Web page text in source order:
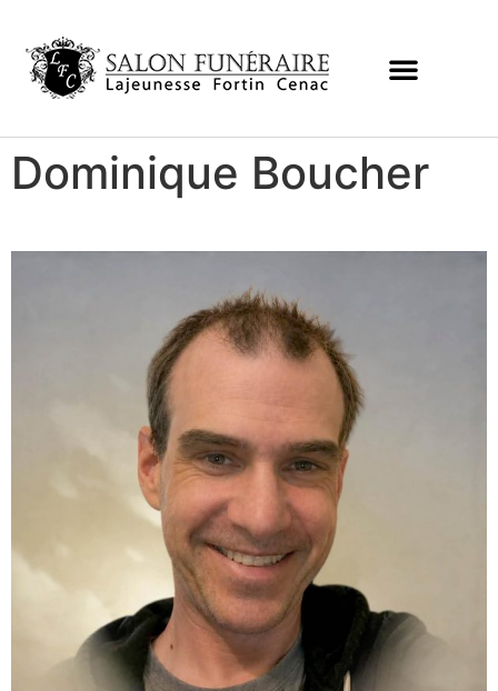
Dominique Boucher